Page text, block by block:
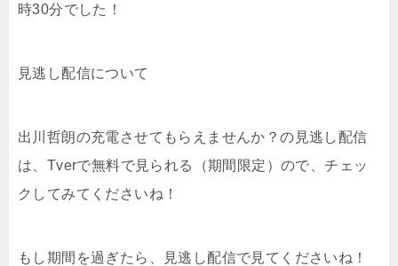
時30分でした！
見逃し配信について
出川哲朗の充電させてもらえませんか？の見逃し配信
は、Tverで無料で見られる（期間限定）ので、チェッ
クしてみてくださいね！
もし期間を過ぎたら、見逃し配信で見てくださいね！